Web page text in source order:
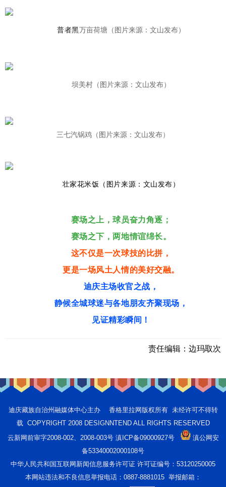
普者黑万亩荷塘（图片来源：文山发布）
坝美村 （图片来源：文山发布）
三七汽锅鸡（图片来源：文山发布）
壮家花米饭（图片来源：文山发布）
赛场之上，球员奋力角逐；
赛场之下，两地情谊绵长。
这不仅是一次球技的比拼，
更是一场风土人情的美好交融。
迪庆主场收官之战，
静候全城球迷与各地朋友齐聚现场，
见证精彩瞬间！
责任编辑： 边玛取次
迪庆藏族自治州融媒体中心主办 香格里拉网版权所有 未经许可不得转
载 COPYRIGHT 2008 DESIGNNTEND ALL RIGHTS RESERVED
云新网前审字2008-002、2008-003号 滇ICP备09000927号
滇公网安
备53340002000108号
中华人民共和国互联网新闻信息服务许可证 许可证编号：53120250005
本网站违法和不良信息举报电话：0887-8881015 举报邮箱：